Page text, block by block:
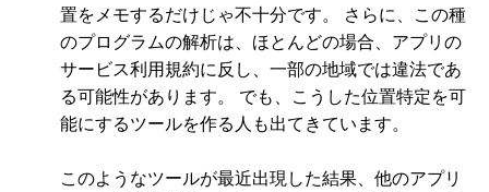
置をメモするだけじゃ不十分です。 さらに、この種
のプログラムの解析は、ほとんどの場合、アプリの
サービス利用規約に反し、一部の地域では違法であ
る可能性があります。 でも、こうした位置特定を可
能にするツールを作る人も出てきています。
このようなツールが最近出現した結果、他のアプリ